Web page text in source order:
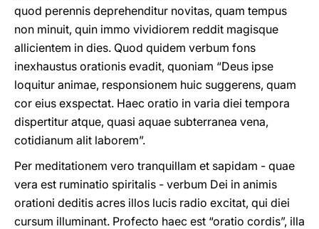
quod perennis deprehenditur novitas, quam tempus
non minuit, quin immo vividiorem reddit magisque
allicientem in dies. Quod quidem verbum fons
inexhaustus orationis evadit, quoniam “Deus ipse
loquitur animae, responsionem huic suggerens, quam
cor eius exspectat. Haec oratio in varia diei tempora
dispertitur atque, quasi aquae subterranea vena,
cotidianum alit laborem”.
Per meditationem vero tranquillam et sapidam - quae
vera est ruminatio spiritalis - verbum Dei in animis
orationi deditis acres illos lucis radio excitat, qui diei
cursum illuminant. Profecto haec est “oratio cordis”, illa